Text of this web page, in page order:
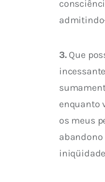
3. Que
enquanto
os meus
abandono